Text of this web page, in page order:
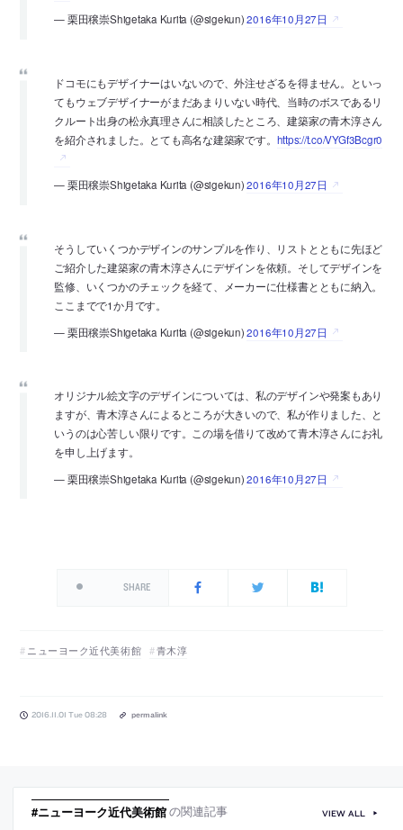
— 栗田穣崇Shigetaka Kurita (@sigekun)2016年10月27日
ドコモにもデザイナーはいないので、外注せざるを得ません。といっ
てもウェブデザイナーがまだあまりいない時代、当時のボスであるリ
クルート出身の松永真理さんに相談したところ、建築家の青木淳さん
を紹介されました。とても高名な建築家です。 https://t.co/VYGf3Bcgr0
— 栗田穣崇Shigetaka Kurita (@sigekun)2016年10月27日
そうしていくつかデザインのサンプルを作り、リストとともに先ほど
ご紹介した建築家の青木淳さんにデザインを依頼。そしてデザインを
監修、いくつかのチェックを経て、メーカーに仕様書とともに納入。
ここまでで1か月です。
— 栗田穣崇Shigetaka Kurita (@sigekun)2016年10月27日
オリジナル絵文字のデザインについては、私のデザインや発案もあり
ますが、青木淳さんによるところが大きいので、私が作りました、と
いうのは心苦しい限りです。この場を借りて改めて青木淳さんにお礼
を申し上げます。
— 栗田穣崇Shigetaka Kurita (@sigekun)2016年10月27日
SHARE
ニューヨーク近代美術館 青木淳
2016.11.01 Tue 08:28 permalink
#ニューヨーク近代美術館の関連記事 VIEW ALL